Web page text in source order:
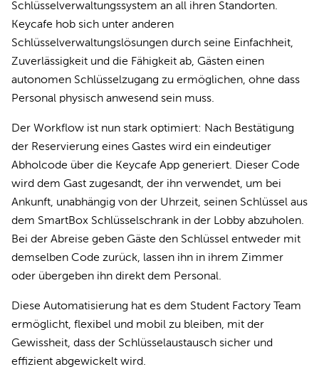
Schlüsselverwaltungssystem an all ihren Standorten.
Keycafe hob sich unter anderen
Schlüsselverwaltungslösungen durch seine Einfachheit,
Zuverlässigkeit und die Fähigkeit ab, Gästen einen
autonomen Schlüsselzugang zu ermöglichen, ohne dass
Personal physisch anwesend sein muss.
Der Workflow ist nun stark optimiert: Nach Bestätigung
der Reservierung eines Gastes wird ein eindeutiger
Abholcode über die Keycafe App generiert. Dieser Code
wird dem Gast zugesandt, der ihn verwendet, um bei
Ankunft, unabhängig von der Uhrzeit, seinen Schlüssel aus
dem SmartBox Schlüsselschrank in der Lobby abzuholen.
Bei der Abreise geben Gäste den Schlüssel entweder mit
demselben Code zurück, lassen ihn in ihrem Zimmer
oder übergeben ihn direkt dem Personal.
Diese Automatisierung hat es dem Student Factory Team
ermöglicht, flexibel und mobil zu bleiben, mit der
Gewissheit, dass der Schlüsselaustausch sicher und
effizient abgewickelt wird.